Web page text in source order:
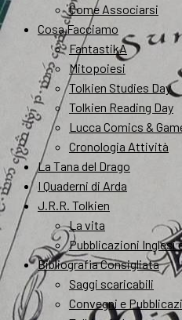
Come Associarsi
Cosa Facciamo
FantastikA
Mitopoiesi
Tolkien Studies Day
Tolkien Reading Day
Lucca Comics &
Cronologia Attività
La Tana del Drago
I Quaderni di Arda
J.R.R. Tolkien
La vita
Pubblicazioni Inglesi
Bibliografia Consigliata
Saggi scaricabili
Convegni e